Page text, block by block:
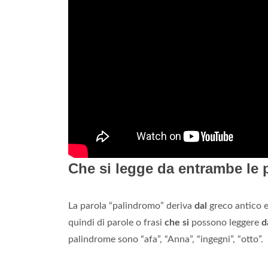
Che si legge da entrambe le
La parola “palindromo” deriva dal greco antico
quindi di parole o frasi che si possono leggere
palindrome sono “afa”, “Anna”, “ingegni”, “otto”.